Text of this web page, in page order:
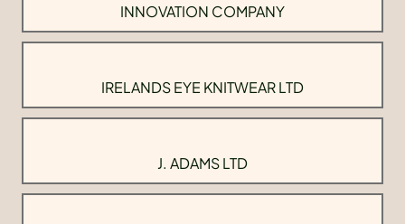
INNOVATION COMPANY
IRELANDS EYE KNITWEAR LTD
J. ADAMS LTD